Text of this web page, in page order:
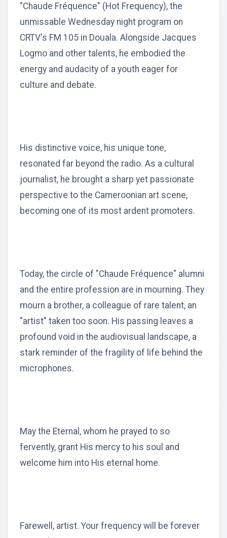
"Chaude Fréquence" (Hot Frequency), the
unmissable Wednesday night program on
CRTV's FM 105 in Douala. Alongside Jacques
Logmo and other talents, he embodied the
energy and audacity of a youth eager for
culture and debate.
His distinctive voice, his unique tone,
resonated far beyond the radio. As a cultural
journalist, he brought a sharp yet passionate
perspective to the Cameroonian art scene,
becoming one of its most ardent promoters.
Today, the circle of "Chaude Fréquence" alumni
and the entire profession are in mourning. They
mourn a brother, a colleague of rare talent, an
"artist" taken too soon. His passing leaves a
profound void in the audiovisual landscape, a
stark reminder of the fragility of life behind the
microphones.
May the Eternal, whom he prayed to so
fervently, grant His mercy to his soul and
welcome him into His eternal home.
Farewell, artist. Your frequency will be forever